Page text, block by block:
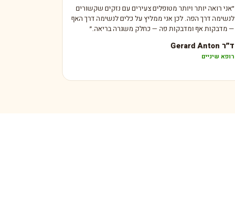
״אני רואה יותר ויותר מטופלים צעירים עם נזקים שקשורים
לנשימה דרך הפה. לכן אני ממליץ על כלים לנשימה דרך האף
— מדבקות אף ומדבקות פה — כחלק משגרה בריאה.״
ד״ר Gerard Anton
רופא שיניים